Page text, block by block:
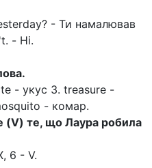
- Ти намалював
- Ні.
- укус 3. treasure -
- комар.
(V) те, що Лаура робила
6 - V.